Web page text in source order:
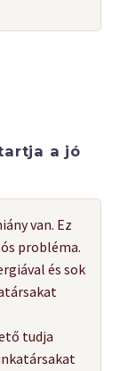
a jó
van. Ez
probléma.
és sok
tudja